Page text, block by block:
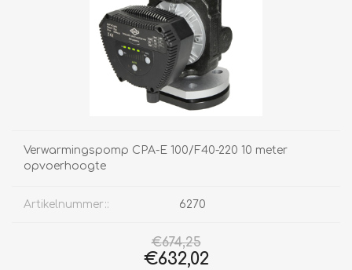
Verwarmingspomp CPA-E 100/F40-220 10 meter
opvoerhoogte
Artikelnummer:: 6270
€674,25
€632,02